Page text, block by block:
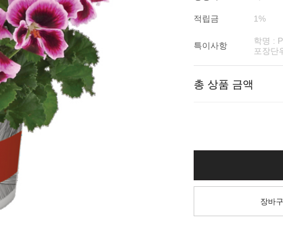
적립금 1%
특이사항
학명 :
포장단
총 상품 금액
장바